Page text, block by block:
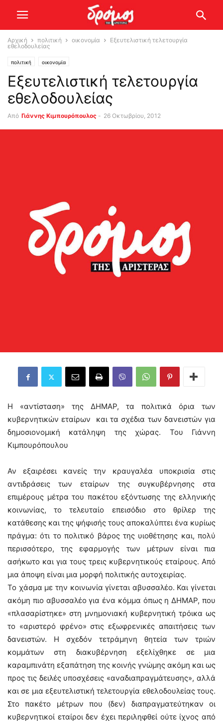
Αρχική πολιτική οικονομία
Εξευτελιστική τελετουργία
εθελοδουλείας
πολιτική οικονομία
Εξευτελιστική τελετουργία
εθελοδουλείας
Από Γιάννης Κιμπουρόπουλος - 26 Οκτωβρίου, 2012
Η «αντίσταση» της ΔΗΜΑΡ, τα πολιτικά όρια των
κυβερνητικών εταίρων και τα σχέδια των δανειστών για
δημοσιονομική κατάληψη της χώρας. Του Γιάννη
Κιμπουρόπουλου
Αν εξαιρέσει κανείς την κραυγαλέα υποκρισία στις
αντιδράσεις των εταίρων της συγκυβέρνησης στα
επιμέρους μέτρα του πακέτου εξόντωσης της ελληνικής
κοινωνίας, το τελευταίο επεισόδιο στο θρίλερ της
κατάθεσης και της ψήφισής τους αποκαλύπτει ένα κυρίως
πράγμα: ότι το πολιτικό βάρος της υιοθέτησης και, πολύ
περισσότερο, της εφαρμογής των μέτρων είναι πια
ασήκωτο και για τους τρεις κυβερνητικούς εταίρους. Από
μια άποψη είναι μια μορφή πολιτικής αυτοχειρίας.
Το χάσμα με την κοινωνία γίνεται αβυσσαλέο. Και γίνεται
ακόμη πιο αβυσσαλέο για ένα κόμμα όπως η ΔΗΜΑΡ, που
«πλασαρίστηκε» στη μνημονιακή κυβερνητική τρόικα ως
το «αριστερό φρένο» στις εξωφρενικές απαιτήσεις των
δανειστών. Η σχεδόν τετράμηνη θητεία των τριών
κομμάτων στη διακυβέρνηση εξελίχθηκε σε μια
καραμπινάτη εξαπάτηση της κοινής γνώμης ακόμη και ως
προς τις δειλές υποσχέσεις «αναδιαπραγμάτευσης», αλλά
και σε μια εξευτελιστική τελετουργία εθελοδουλείας τους.
Στο πακέτο μέτρων που (δεν) διαπραγματεύτηκαν οι
κυβερνητικοί εταίροι δεν έχει περιληφθεί ούτε ίχνος από